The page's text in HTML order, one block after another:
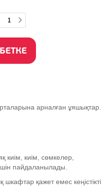
арналған ұяшықтар.
киім, киім, сөмкелер,
пайдаланылады.
қажет емес кеңістікті